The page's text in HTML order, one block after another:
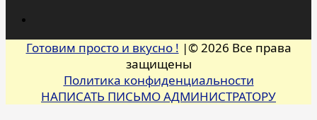
Готовим просто и вкусно ! |© 2026 Все права
защищены
Политика конфиденциальности
НАПИСАТЬ ПИСЬМО АДМИНИСТРАТОРУ